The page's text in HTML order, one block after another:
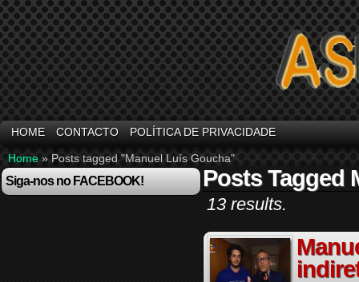
HOME CONTACTO POLÍTICA DE PRIVACIDADE
Home » Posts tagged "Manuel Luís Goucha"
Siga-nos no FACEBOOK! Posts Tagged
13 results.